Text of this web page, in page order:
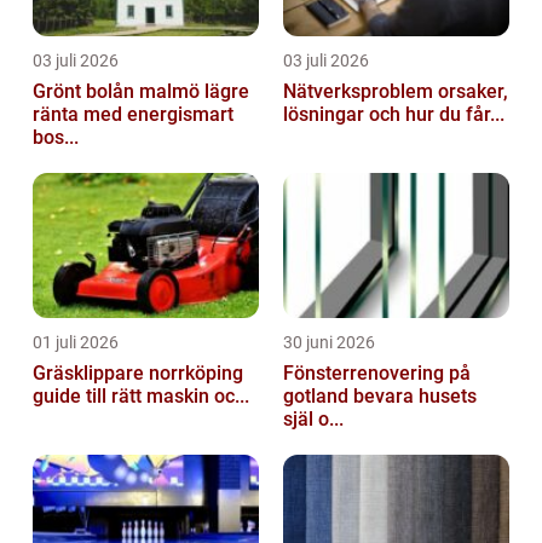
03 juli 2026
Grönt bolån malmö lägre
ränta med energismart
bos...
03 juli 2026
Nätverksproblem orsaker,
lösningar och hur du får...
01 juli 2026
Gräsklippare norrköping
guide till rätt maskin oc...
30 juni 2026
Fönsterrenovering på
gotland bevara husets
själ o...